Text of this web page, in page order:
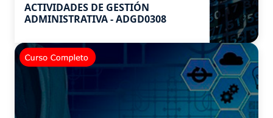
ACTIVIDADES DE GESTIÓN
ADMINISTRATIVA - ADGD0308